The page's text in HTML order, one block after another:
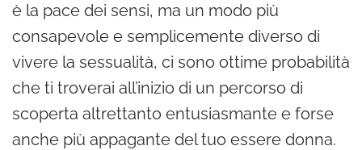
è la pace dei sensi, ma un modo più
consapevole e semplicemente diverso di
vivere la sessualità, ci sono ottime probabilità
che ti troverai all’inizio di un percorso di
scoperta altrettanto entusiasmante e forse
anche più appagante del tuo essere donna.